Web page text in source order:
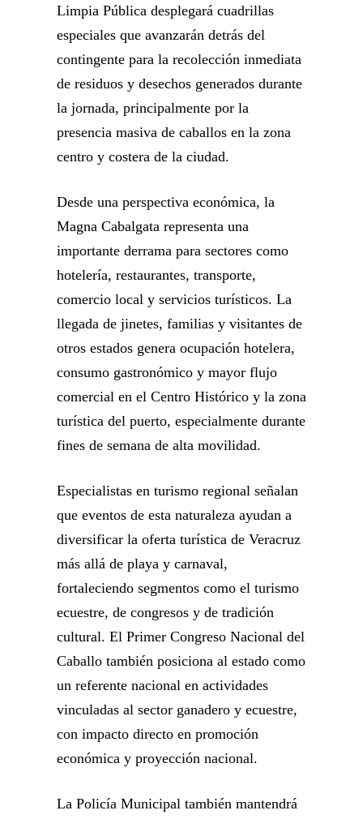
Limpia Pública desplegará cuadrillas
especiales que avanzarán detrás del
contingente para la recolección inmediata
de residuos y desechos generados durante
la jornada, principalmente por la
presencia masiva de caballos en la zona
centro y costera de la ciudad.
Desde una perspectiva económica, la
Magna Cabalgata representa una
importante derrama para sectores como
hotelería, restaurantes, transporte,
comercio local y servicios turísticos. La
llegada de jinetes, familias y visitantes de
otros estados genera ocupación hotelera,
consumo gastronómico y mayor flujo
comercial en el Centro Histórico y la zona
turística del puerto, especialmente durante
fines de semana de alta movilidad.
Especialistas en turismo regional señalan
que eventos de esta naturaleza ayudan a
diversificar la oferta turística de Veracruz
más allá de playa y carnaval,
fortaleciendo segmentos como el turismo
ecuestre, de congresos y de tradición
cultural. El Primer Congreso Nacional del
Caballo también posiciona al estado como
un referente nacional en actividades
vinculadas al sector ganadero y ecuestre,
con impacto directo en promoción
económica y proyección nacional.
La Policía Municipal también mantendrá